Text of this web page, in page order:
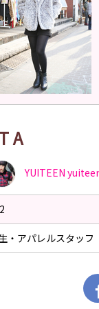
YUITEEN
・アパレルスタッフ